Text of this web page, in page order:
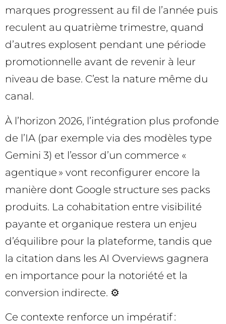
marques progressent au fil de l’année puis
reculent au quatrième trimestre, quand
d’autres explosent pendant une période
promotionnelle avant de revenir à leur
niveau de base. C’est la nature même du
canal.
À l’horizon 2026, l’intégration plus profonde
de l’IA (par exemple via des modèles type
Gemini 3) et l’essor d’un commerce «
agentique » vont reconfigurer encore la
manière dont Google structure ses packs
produits. La cohabitation entre visibilité
payante et organique restera un enjeu
d’équilibre pour la plateforme, tandis que
la citation dans les AI Overviews gagnera
en importance pour la notoriété et la
conversion indirecte. ⚙️
Ce contexte renforce un impératif :